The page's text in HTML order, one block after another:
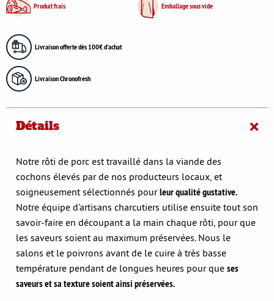
Produit frais Emballage sous vide
Livraison offerte dès 100€ d'achat
Livraison Chronofresh
Détails
Notre rôti de porc est travaillé dans la viande des
cochons élevés par de nos producteurs locaux, et
soigneusement sélectionnés pourleur qualité gustative.
Notre équipe d'artisans charcutiers utilise ensuite tout son
savoir-faire en découpant a la main chaque rôti, pour que
les saveurs soient au maximum préservées. Nous le
salons et le poivrons avant de le cuire à très basse
température pendant de longues heures pour que ses
saveurs et sa texture soient ainsi préservées.